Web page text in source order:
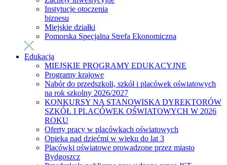
Instytucje otoczenia
biznesu
Miejskie działki
Pomorska Specjalna Strefa Ekonomiczna
Edukacja
MIEJSKIE PROGRAMY EDUKACYJNE
Programy krajowe
Nabór do przedszkoli, szkół i placówek oświatowych
na rok szkolny 2026/2027
KONKURSY NA STANOWISKA DYREKTORÓW
SZKÓŁ I PLACÓWEK OŚWIATOWYCH W 2026
ROKU
Oferty pracy w placówkach oświatowych
Opieka nad dziećmi w wieku do lat 3
Placówki oświatowe prowadzone przez miasto
Bydgoszcz